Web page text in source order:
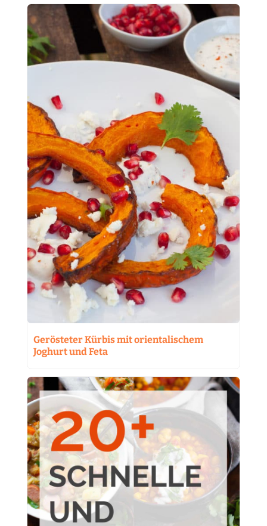
Gerösteter Kürbis mit orientalischem
Joghurt und Feta